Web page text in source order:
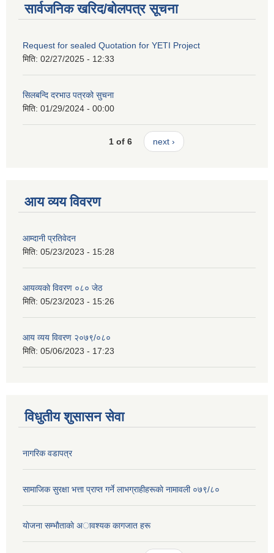
सार्वजनिक खरिद/बोलपत्र सूचना
Request for sealed Quotation for YETI Project
मिति: 02/27/2025 - 12:33
सिलबन्दि दरभाउ पत्रको सुचना
मिति: 01/29/2024 - 00:00
1 of 6 next ›
आय व्यय विवरण
आम्दानी प्रतिवेदन
मिति: 05/23/2023 - 15:28
आयव्यकाे विवरण ०८० जेठ
मिति: 05/23/2023 - 15:26
आय व्यय विवरण २०७९/०८०
मिति: 05/06/2023 - 17:23
विधुतीय शुसासन सेवा
नागरिक वडापत्र
सामाजिक सुरक्षा भत्ता प्राप्त गर्ने लाभग्राहीहरूकाे नामावली ०७९/८०
याेजना सम्भाैताकाे अावश्यक कागजात हरू